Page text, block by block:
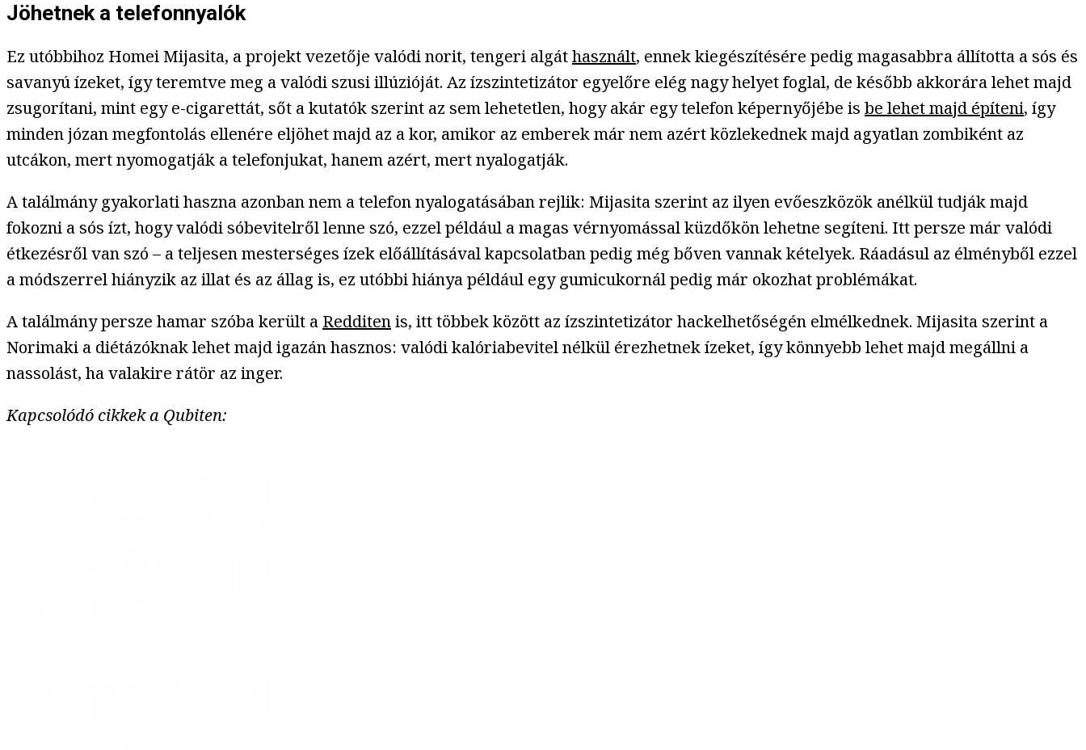
Jöhetnek a telefonnyalók
Ez utóbbihoz Homei Mijasita, a projekt vezetője valódi norit, tengeri algáthasznált, ennek kiegészítésére pedig magasabbra állította a sós és
savanyú ízeket, így teremtve meg a valódi szusi illúzióját. Az ízszintetizátor egyelőre elég nagy helyet foglal, de később akkorára lehet majd
zsugorítani, mint egy e-cigarettát, sőt a kutatók szerint az sem lehetetlen, hogy akár egy telefon képernyőjébe is be lehet majd építeni, így
minden józan megfontolás ellenére eljöhet majd az a kor, amikor az emberek már nem azért közlekednek majd agyatlan zombiként az
utcákon, mert nyomogatják a telefonjukat, hanem azért, mert nyalogatják.
A találmány gyakorlati haszna azonban nem a telefon nyalogatásában rejlik: Mijasita szerint az ilyen evőeszközök anélkül tudják majd
fokozni a sós ízt, hogy valódi sóbevitelről lenne szó, ezzel például a magas vérnyomással küzdőkön lehetne segíteni. Itt persze már valódi
étkezésről van szó – a teljesen mesterséges ízek előállításával kapcsolatban pedig még bőven vannak kételyek. Ráadásul az élményből ezzel
a módszerrel hiányzik az illat és az állag is, ez utóbbi hiánya például egy gumicukornál pedig már okozhat problémákat.
A találmány persze hamar szóba került a Redditenis, itt többek között az ízszintetizátor hackelhetőségén elmélkednek. Mijasita szerint a
Norimaki a diétázóknak lehet majd igazán hasznos: valódi kalóriabevitel nélkül érezhetnek ízeket, így könnyebb lehet majd megállni a
nassolást, ha valakire rátör az inger.
Kapcsolódó cikkek a Qubiten: